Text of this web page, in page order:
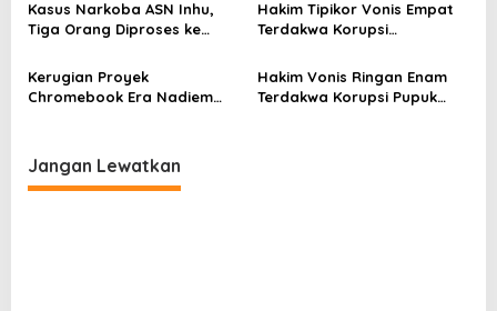
Pengadilan
Kasus Narkoba ASN Inhu,
Tiga Orang Diproses ke
Direhabilitasi dan
Dibebaskan
Hakim Tipikor Vonis Empat
Terdakwa Korupsi
Tertinggi 7 Tahun Penjara
Kerugian Proyek
Chromebook Era Nadiem
Hakim Vonis Ringan Enam
Terdakwa Korupsi Pupuk
Jangan Lewatkan